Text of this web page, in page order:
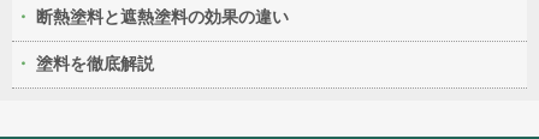
断熱塗料と遮熱塗料の効果の違い
塗料を徹底解説